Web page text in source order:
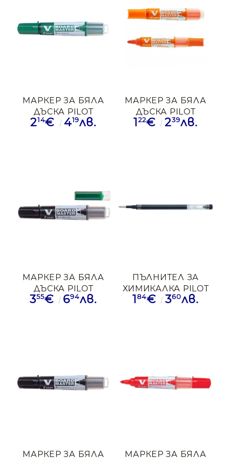
МАРКЕР ЗА БЯЛА
ДЪСКА PILOT
MASTER WBMA-
214€ 419лв.
МАРКЕР ЗА БЯЛА
ДЪСКА PILOT
MASTER WBMA-
122€ 239лв.
МАРКЕР ЗА БЯЛА
ДЪСКА PILOT
+ДОПЪЛНИТЕЛЕН
355€ 694лв.
ПЪЛНИТЕЛ ЗА
ХИМИКАЛКА PILOT
MR-SERIES MEDIUM
184€ 360лв.
МАРКЕР ЗА БЯЛА МАРКЕР ЗА БЯЛА